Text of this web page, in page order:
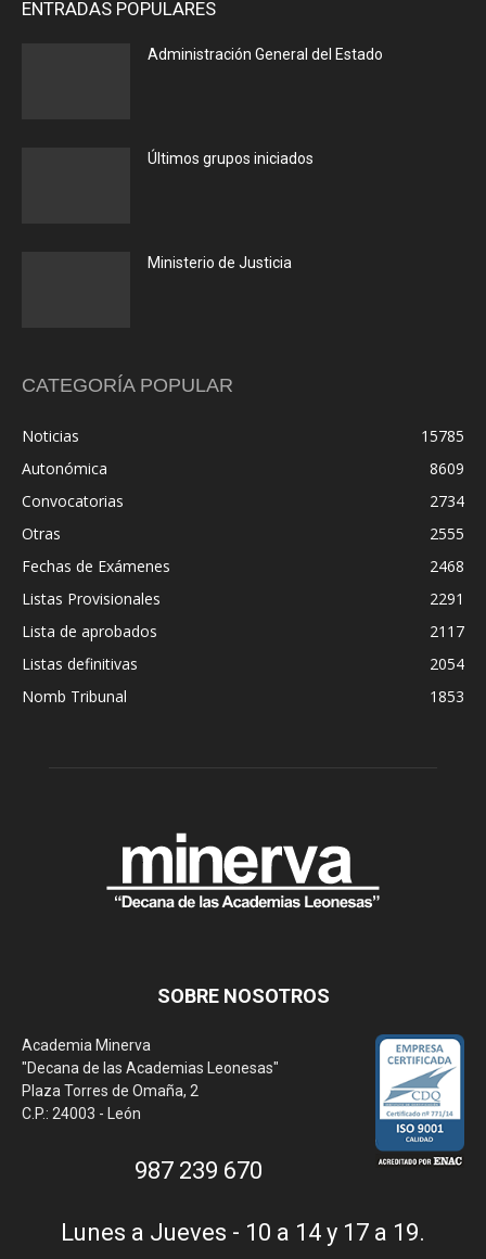
ENTRADAS POPULARES
Administración General del Estado
Últimos grupos iniciados
Ministerio de Justicia
CATEGORÍA POPULAR
Noticias
15785
Autonómica
8609
Convocatorias
2734
Otras
2555
Fechas de Exámenes
2468
Listas Provisionales
2291
Lista de aprobados
2117
Listas definitivas
2054
Nomb Tribunal
1853
SOBRE NOSOTROS
Academia Minerva
"Decana de las Academias Leonesas"
Plaza Torres de Omaña, 2
C.P.: 24003 - León
987 239 670
Lunes a Jueves - 10 a 14 y 17 a 19.